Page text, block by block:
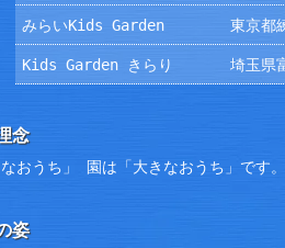
みらいKids Garden 東京都
Kids Garden きらり 埼玉県
念
おうち」 園は「大きなおうち」です
姿